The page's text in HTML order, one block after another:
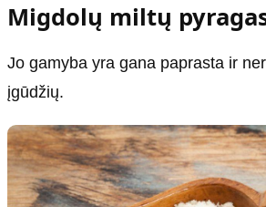
Migdolų miltų
Jo gamyba yra gana paprasta ir
įgūdžių.